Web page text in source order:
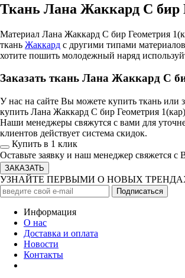
Ткань Лана Жаккард С бир
Материал Лана Жаккард С бир Геометрия
ткань Жаккард с другими типами
хотите пошить молодежный наряд
Заказать ткань Лана Жаккард С
У нас на сайте Вы можете купить ткань или
купить Лана Жаккард С бир Геометрия
Наши менеджеры свяжутся с вами для
клиентов действует система скидок.
Купить в 1 клик
Оставьте заявку и наш менеджер свяжется с
УЗНАЙТЕ ПЕРВЫМИ О НОВЫХ
Информация
О нас
Доставка и оплата
Новости
Контакты